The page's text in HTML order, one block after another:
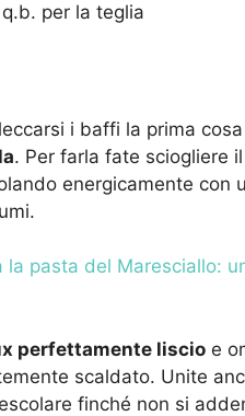
per la teglia
i baffi la prima
. Per farla fate sciogliere
energicamente con
la pasta del Maresciallo:
perfettamente liscio e
scaldato. Unite
finché non si